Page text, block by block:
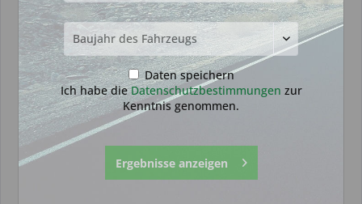
Daten speichern
Ich habe dieDatenschutzbestimmungen zur
Kenntnis genommen.
Ergebnisse anzeigen